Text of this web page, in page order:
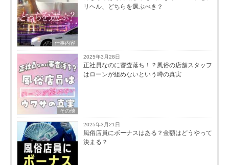
仕事内容
リヘル、どちらを選ぶべき？
その他
2025年3月28日
正社員なのに審査落ち！？風俗の店舗スタッフ
はローンが組めないという噂の真実
2025年3月21日
風俗店員にボーナスはある？金額はどうやって
決まる？